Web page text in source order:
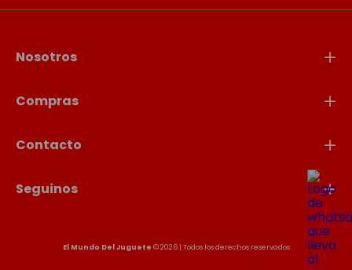
Nosotros
Compras
Contacto
Seguinos
El Mundo Del Juguete © 2026 | Todos los derechos reservados